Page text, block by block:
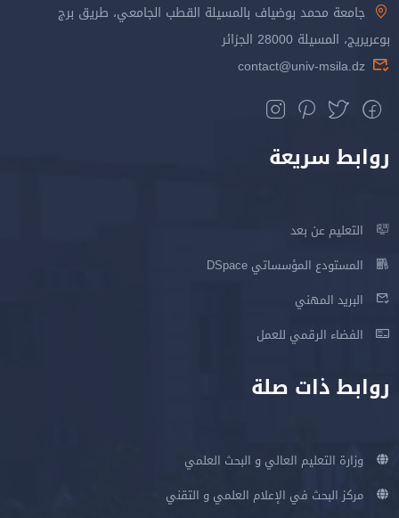
جامعة محمد بوضياف بالمسيلة القطب الجامعي، طريق برج
بوعريريج، المسيلة 28000 الجزائر
contact@univ-msila.dz
روابط سريعة
التعليم عن بعد
المستودع المؤسساتي DSpace
البريد المهني
الفضاء الرقمي للعمل
روابط ذات صلة
وزارة التعليم العالي و البحث العلمي
مركز البحث في الإعلام العلمي و التقني